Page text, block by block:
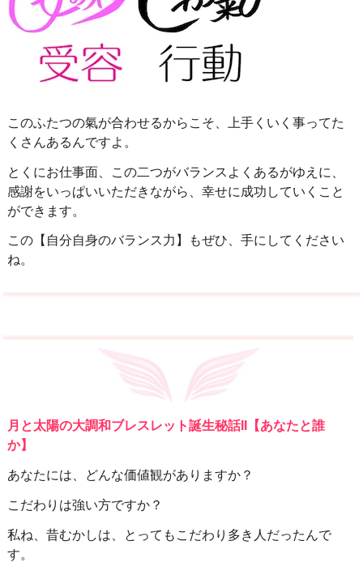
このふたつの氣が合わせるからこそ、上手くいく事ってた
くさんあるんですよ。
とくにお仕事面、この二つがバランスよくあるがゆえに、
感謝をいっぱいいただきながら、幸せに成功 していくこと
ができます。
この【自分自身のバランス力】もぜひ、手にしてください
ね。
月と太陽の大調和ブレスレット誕生秘話II【あなたと誰
か】
あなたには、どんな価値観がありますか？
こだわりは強い方ですか？
私ね、昔むかしは、とってもこだわり多き人だったんで
す。